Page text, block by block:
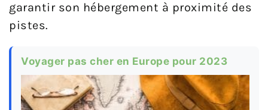
garantir son hébergement à proximité des
pistes.
Voyager pas cher en Europe pour 2023